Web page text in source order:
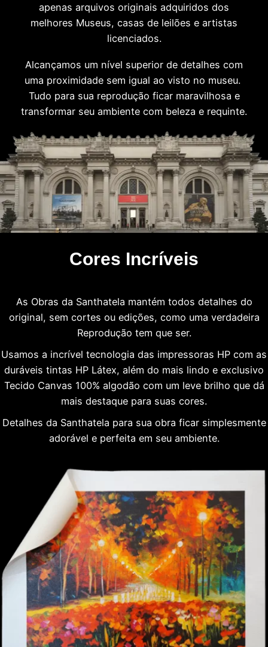
apenas arquivos originais adquiridos dos
melhores Museus, casas de leilões e artistas
licenciados.
Alcançamos um nível superior de detalhes com
uma proximidade sem igual ao visto no museu.
Tudo para sua reprodução ficar maravilhosa e
transformar seu ambiente com beleza e requinte.
Cores Incríveis
As Obras da Santhatela mantém todos detalhes do
original, sem cortes ou edições, como uma verdadeira
Reprodução tem que ser.
Usamos a incrível tecnologia das impressoras HP com as
duráveis tintas HP Látex, além do mais lindo e exclusivo
Tecido Canvas 100% algodão com um leve brilho que dá
mais destaque para suas cores.
Detalhes da Santhatela para sua obra ficar simplesmente
adorável e perfeita em seu ambiente.